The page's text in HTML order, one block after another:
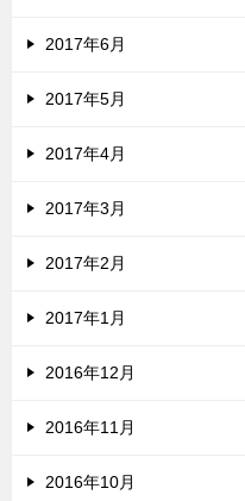
2017年6月
2017年5月
2017年4月
2017年3月
2017年2月
2017年1月
2016年12月
2016年11月
2016年10月